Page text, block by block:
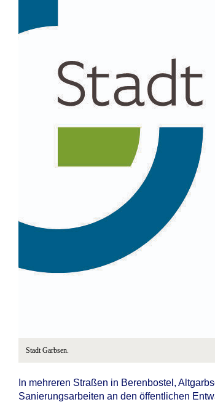
Stadt Garbsen.
In mehreren Straßen in Berenbostel,
Sanierungsarbeiten an den öffentlichen